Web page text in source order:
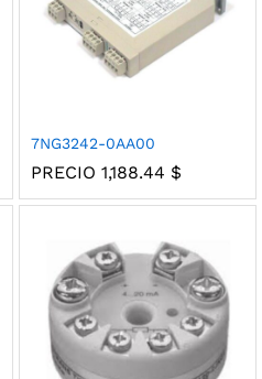
7NG3242-0AA00
PRECIO 1,188.44 $